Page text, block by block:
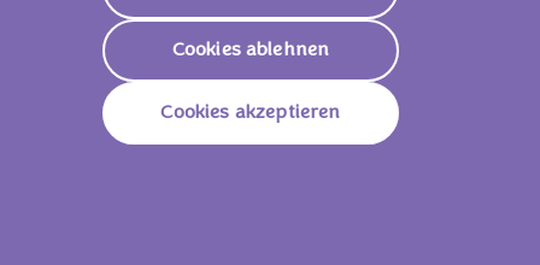
Energie (Brennwert) 1776kJ /
20.0g
Davon Gesättigte Fettsäuren
Cookies ablehnen
Cookies akzeptieren